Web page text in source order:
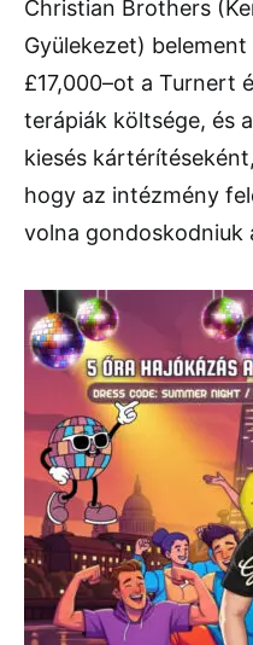
Christian Brothers
Gyülekezet)
£17,000–ot a Turnert
terápiák költsége, és
kiesés
hogy az intézmény
volna gondoskodniuk